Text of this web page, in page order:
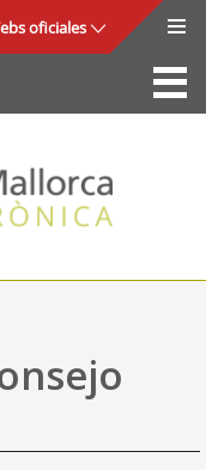
oficiales
La Sede
Consejo de Mallorca
Acceso y seguridad
Utilidades
Mapa web
Ayuda